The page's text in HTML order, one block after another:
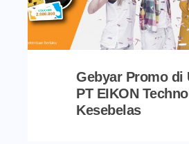
Gebyar Promo di
PT EIKON
Kesebelas